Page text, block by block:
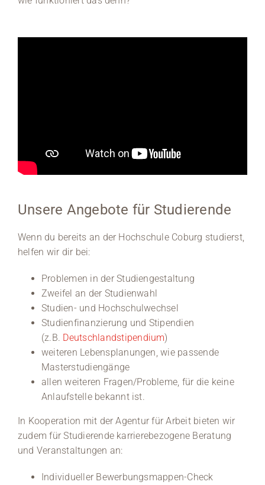
Unsere Angebote für Studierende
Wenn du bereits an der Hochschule Coburg studierst,
helfen wir dir bei:
Problemen in der Studiengestaltung
Zweifel an der Studienwahl
Studien- und Hochschulwechsel
Studienfinanzierung und Stipendien
(z.B. Deutschlandstipendium)
weiteren Lebensplanungen, wie passende
Masterstudiengänge
allen weiteren Fragen/Probleme, für die keine
Anlaufstelle bekannt ist.
In Kooperation mit der Agentur für Arbeit bieten wir
zudem für Studierende karrierebezogene Beratung
und Veranstaltungen an:
Individueller Bewerbungsmappen-Check